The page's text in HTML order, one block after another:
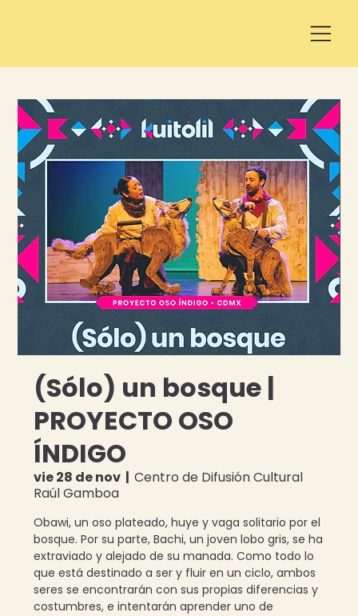
(Sólo) un bosque |
PROYECTO OSO
ÍNDIGO
vie 28 de nov
  |
Centro de Difusión Cultural
Raúl Gamboa
Obawi, un oso plateado, huye y vaga solitario por el
bosque. Por su parte, Bachi, un joven lobo gris, se ha
extraviado y alejado de su manada. Como todo lo
que está destinado a ser y fluir en un ciclo, ambos
seres se encontrarán con sus propias diferencias y
costumbres, e intentarán aprender uno de